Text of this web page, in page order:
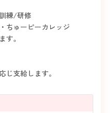
練/研修
ちゅーピーカレッジ
。
支給します。